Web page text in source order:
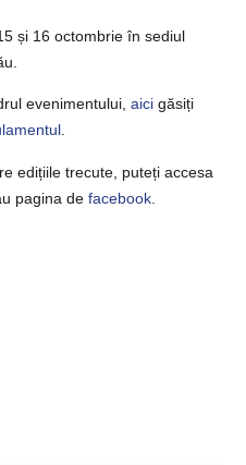
și 16 octombrie în sediul
evenimentului, aici găsiți
.
edițiile trecute, puteți accesa
pagina de facebook